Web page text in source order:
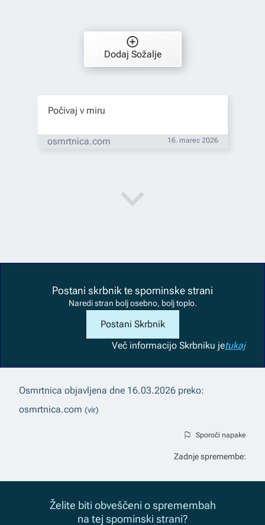
Dodaj Sožalje
Počivaj v miru
osmrtnica.com 16. marec 2026
Postani skrbnik te spominske strani
Naredi stran bolj osebno, bolj toplo.
Postani Skrbnik
Več informacijo Skrbniku jetukaj
Osmrtnica objavljena dne 16.03.2026 preko:
osmrtnica.com (vir)
Sporoči napake
Zadnje spremembe:
Želite biti obveščeni o spremembah
na tej spominski strani?